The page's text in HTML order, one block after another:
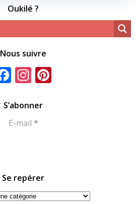
Oukilé ?
Nous suivre
Facebook
Instagram
S’abonner
E-mail *
Se repérer